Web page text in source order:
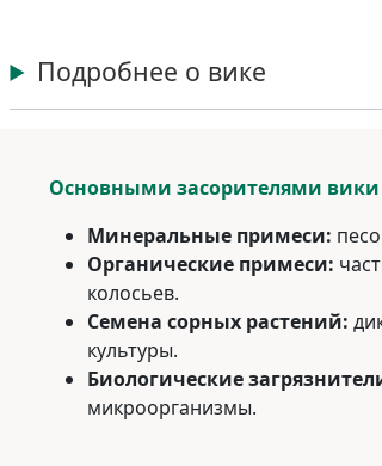
Подробнее о вике
Основными засорителями вики
Минеральные примеси:
Органические примеси:
колосьев.
Семена сорных растений:
культуры.
Биологические
микроорганизмы.